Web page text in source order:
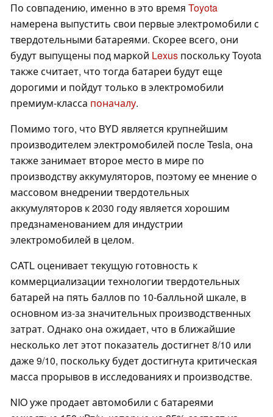
По совпадению, именно в это время Toyota
намерена выпустить свои первые электромобили с
твердотельными батареями. Скорее всего, они
будут выпущены под маркой Lexus поскольку Toyota
также считает, что тогда батареи будут еще
дорогими и пойдут только в электромобили
премиум-класса поначалу.
Помимо того, что BYD является крупнейшим
производителем электромобилей после Tesla, она
также занимает второе место в мире по
производству аккумуляторов, поэтому ее мнение о
массовом внедрении твердотельных
аккумуляторов к 2030 году является хорошим
предзнаменованием для индустрии
электромобилей в целом.
CATL оценивает текущую готовность к
коммерциализации технологии твердотельных
батарей на пять баллов по 10-балльной шкале, в
основном из-за значительных производственных
затрат. Однако она ожидает, что в ближайшие
несколько лет этот показатель достигнет 8/10 или
даже 9/10, поскольку будет достигнута критическая
масса прорывов в исследованиях и производстве.
NIO уже продает автомобили с батареями